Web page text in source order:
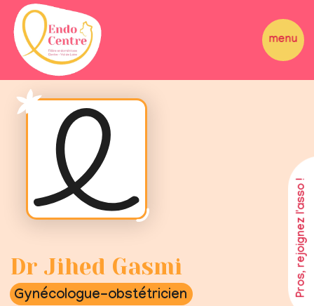
Pros, rejoignez l'asso !
Dr Jihed Gasmi
Gynécologue-obstétricien